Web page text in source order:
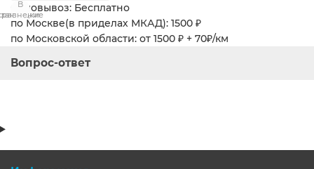
В
закладки
В
Самовывоз: Бесплатно
по Москве(в приделах МКАД): 1500 ₽
по Московской области: от 1500 ₽ + 70₽/км
Вопрос-ответ